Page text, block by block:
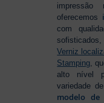
impressão
oferecemos
com
Verniz
Stamping ,
alto nível
variedade
modelo